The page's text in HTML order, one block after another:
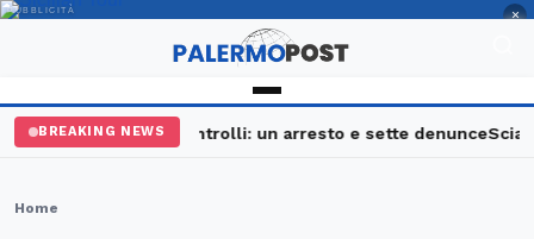
PUBBLICITÀ ×
BREAKING NEWS
Palermo, maxi controlli: un arresto e sette denunce
Home